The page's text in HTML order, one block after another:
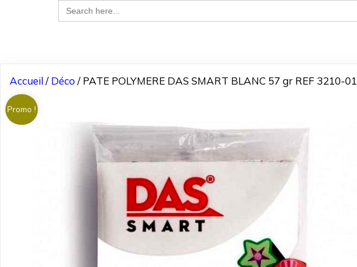
Search
for:
Accueil/Déco / PATE POLYMERE DAS SMART BLANC 57 gr REF 3210-01
Promo !